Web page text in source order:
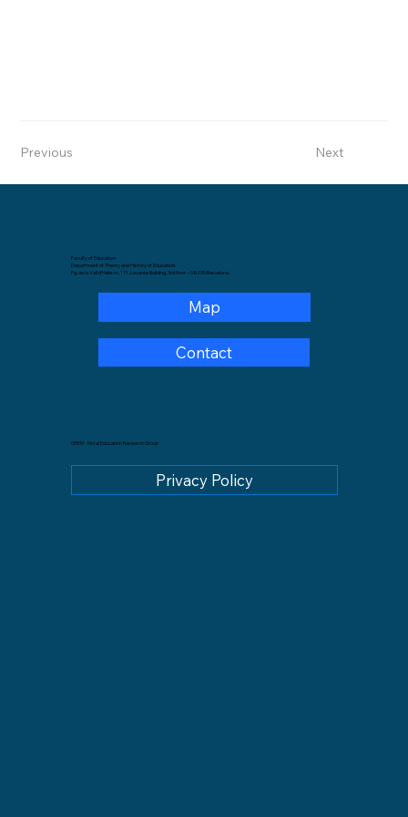
Previous Next
GREM - Moral Education Research Group
Privacy Policy
Faculty of Education
Department of Theory and History of Education.
Pg. de la Vall d'Hebron, 171, Levante Building, 3rd floor – 08035 Barcelona.
Map
Contact